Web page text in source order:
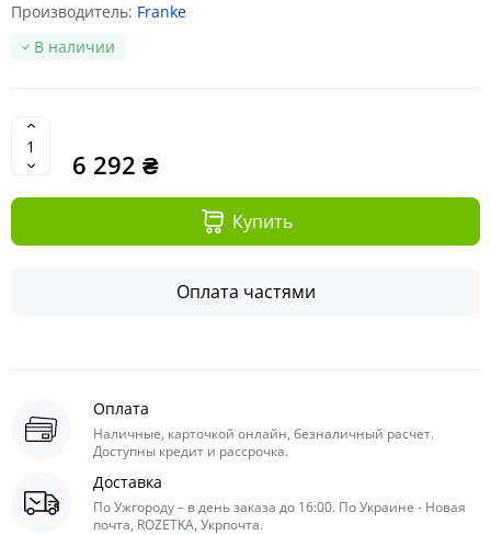
Производитель: Franke
В наличии
6 292 ₴
Купить
Оплата частями
Оплата
Наличные, карточкой онлайн, безналичный расчет.
Доступны кредит и рассрочка.
Доставка
По Ужгороду – в день заказа до 16:00. По Украине - Новая
почта, ROZETKA, Укрпочта.